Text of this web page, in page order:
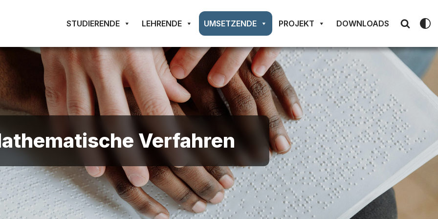
STUDIERENDE LEHRENDE UMSETZENDE PROJEKT DOWNLOADS
Verfahren